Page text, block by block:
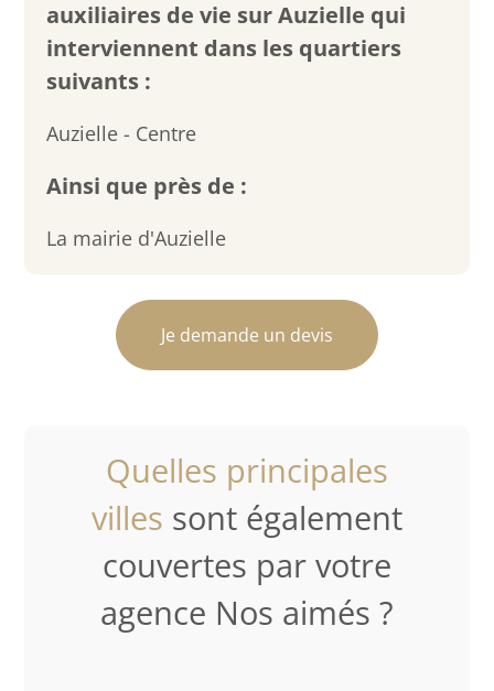
auxiliaires de vie sur Auzielle qui
interviennent dans les quartiers
suivants :
Auzielle - Centre
Ainsi que près de :
La mairie d'Auzielle
Je demande un devis
Quelles principales
villes sont également
couvertes par votre
agence Nos aimés ?